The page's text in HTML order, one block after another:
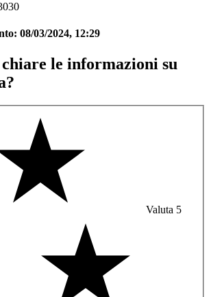
08/03/2024, 12:29
chiare le informazioni su
Valuta 5